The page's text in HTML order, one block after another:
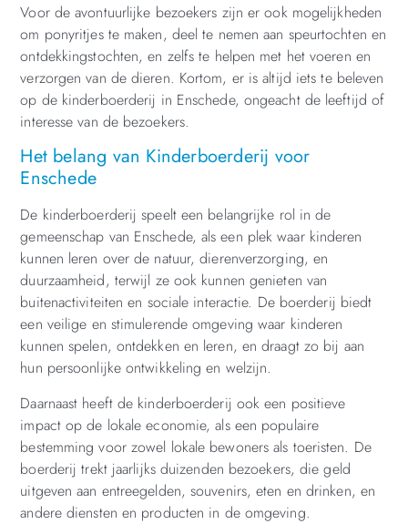
Voor de avontuurlijke bezoekers zijn er ook mogelijkheden
om ponyritjes te maken, deel te nemen aan speurtochten en
ontdekkingstochten, en zelfs te helpen met het voeren en
verzorgen van de dieren. Kortom, er is altijd iets te beleven
op de kinderboerderij in Enschede, ongeacht de leeftijd of
interesse van de bezoekers.
Het belang van Kinderboerderij voor
Enschede
De kinderboerderij speelt een belangrijke rol in de
gemeenschap van Enschede, als een plek waar kinderen
kunnen leren over de natuur, dierenverzorging, en
duurzaamheid, terwijl ze ook kunnen genieten van
buitenactiviteiten en sociale interactie. De boerderij biedt
een veilige en stimulerende omgeving waar kinderen
kunnen spelen, ontdekken en leren, en draagt zo bij aan
hun persoonlijke ontwikkeling en welzijn.
Daarnaast heeft de kinderboerderij ook een positieve
impact op de lokale economie, als een populaire
bestemming voor zowel lokale bewoners als toeristen. De
boerderij trekt jaarlijks duizenden bezoekers, die geld
uitgeven aan entreegelden, souvenirs, eten en drinken, en
andere diensten en producten in de omgeving.